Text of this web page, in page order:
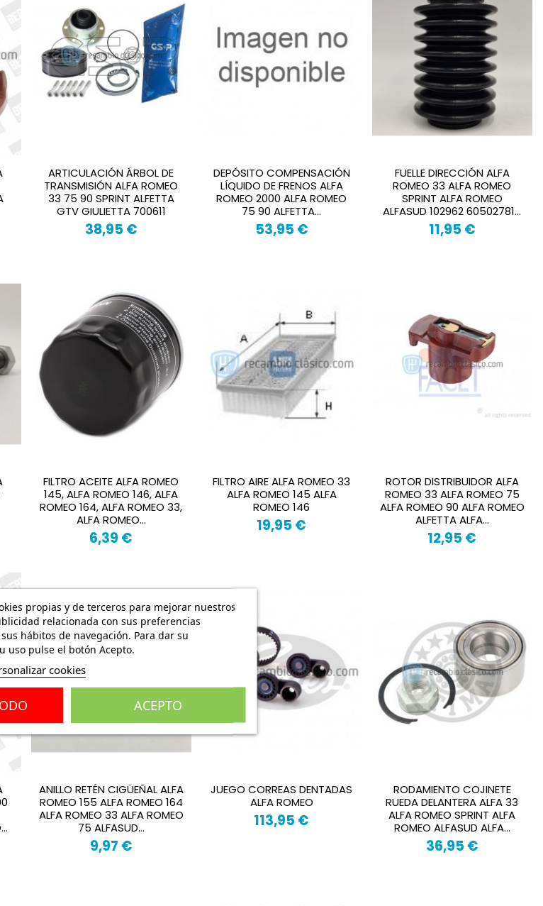
ARTICULACIÓN ÁRBOL DE
TRANSMISIÓN ALFA ROMEO
33 75 90 SPRINT ALFETTA
GTV GIULIETTA 700611
38,95 €
DEPÓSITO COMPENSACIÓN
LÍQUIDO DE FRENOS ALFA
ROMEO 2000 ALFA ROMEO
75 90 ALFETTA...
53,95 €
FUELLE DIRECCIÓN ALFA
ROMEO 33 ALFA ROMEO
SPRINT ALFA ROMEO
ALFASUD 102962 60502781...
11,95 €
FILTRO ACEITE ALFA ROMEO
145, ALFA ROMEO 146, ALFA
ROMEO 164, ALFA ROMEO 33,
ALFA ROMEO...
6,39 €
FILTRO AIRE ALFA ROMEO 33
ALFA ROMEO 145 ALFA
ROMEO 146
19,95 €
ROTOR DISTRIBUIDOR ALFA
ROMEO 33 ALFA ROMEO 75
ALFA ROMEO 90 ALFA ROMEO
ALFETTA ALFA...
12,95 €
ANILLO RETÉN CIGÜEÑAL ALFA
ROMEO 155 ALFA ROMEO 164
ALFA ROMEO 33 ALFA ROMEO
75 ALFASUD...
9,97 €
JUEGO CORREAS DENTADAS
ALFA ROMEO
113,95 €
RODAMIENTO COJINETE
RUEDA DELANTERA ALFA 33
ALFA ROMEO SPRINT ALFA
ROMEO ALFASUD ALFA...
36,95 €
propias y de terceros para mejorar nuestros
relacionada con sus preferencias
hábitos de navegación. Para dar su
uso pulse el botón Acepto.
cookies
ACEPTO